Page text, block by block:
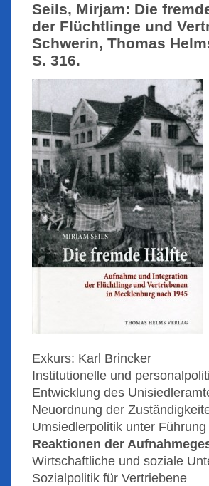
Seils, Mirjam: Die
der Flüchtlinge und
Schwerin, Thomas
S. 316.
Exkurs: Karl Brincker
Institutionelle und
Entwicklung des
Neuordnung der
Umsiedlerpolitik unter
Reaktionen der
Wirtschaftliche und soziale
Sozialpolitik für Vertriebene